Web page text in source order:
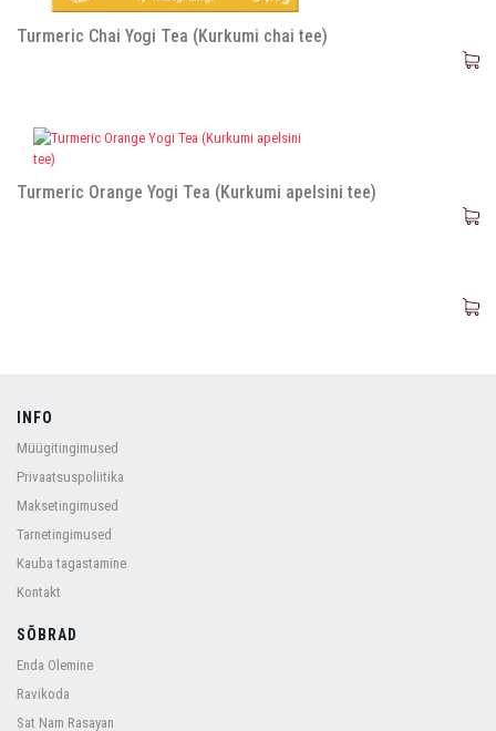
Turmeric Chai Yogi Tea (Kurkumi chai tee)
Turmeric Orange Yogi Tea (Kurkumi apelsini tee)
INFO
Müügitingimused
Privaatsuspoliitika
Maksetingimused
Tarnetingimused
Kauba tagastamine
Kontakt
SÕBRAD
Enda Olemine
Ravikoda
Sat Nam Rasayan